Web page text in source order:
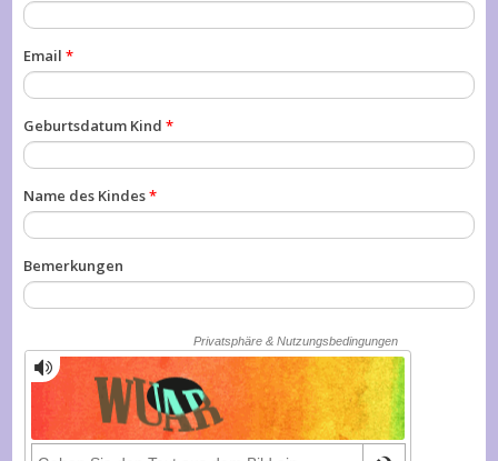
Email *
Geburtsdatum Kind *
Name des Kindes*
Bemerkungen